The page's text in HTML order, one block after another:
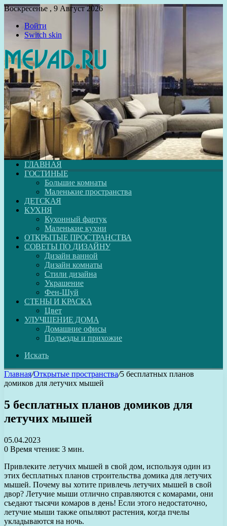
Воскресенье , 9 Август 2026
Войти
Switch skin
ГЛАВНАЯ
ГОСТИНЫЕ
Большие комнаты
Маленькие пространства
ДЕТСКАЯ
КУХНЯ
Кухонный фартук
Маленькие кухни
ОТКРЫТЫЕ ПРОСТРАНСТВА
СОВЕТЫ ПО ДИЗАЙНУ
Дизайн ванной
Дизайн комнаты
Стили дизайна
Украшение
Фен-Шуй
СТЕНЫ И КРАСКА
Цвет
УЛУЧШЕНИЕ ДОМА
Домашние офисы
Подъезды и прихожие
Искать
Главная/Открытые пространства/5 бесплатных планов
домиков для летучих мышей
5 бесплатных планов домиков для
летучих мышей
05.04.2023
0 Время чтения: 3 мин.
Привлеките летучих мышей в свой дом, используя один из
этих бесплатных планов строительства домика для летучих
мышей. Почему вы хотите привлечь летучих мышей в свой
двор? Летучие мыши отлично справляются с комарами, они
съедают тысячи комаров в день! Если этого недостаточно,
летучие мыши также опыляют растения, когда пчелы
укладываются на ночь.